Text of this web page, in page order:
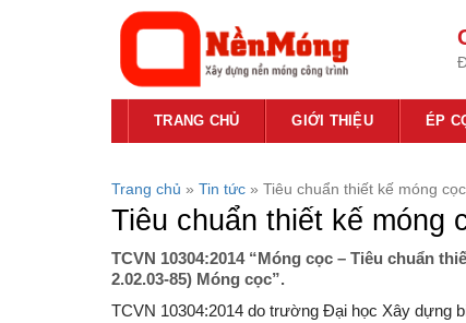
TRANG CHỦ GIỚI THIỆU ÉP
Trang chủ » Tin tức » Tiêu chuẩn thiết kế móng
Tiêu chuẩn thiết kế móng
TCVN 10304:2014 “Móng cọc – Tiêu chuẩn
2.02.03-85) Móng cọc”.
TCVN 10304:2014 do trường Đại học Xây dựng